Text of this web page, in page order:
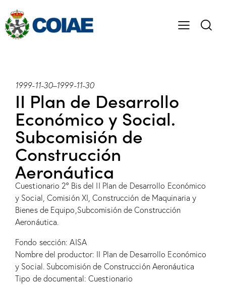
1999-11-30–1999-11-30
II Plan de Desarrollo
Económico y Social.
Subcomisión de
Construcción
Aeronáutica
Cuestionario 2º Bis del II Plan de Desarrollo Económico
y Social, Comisión XI, Construcción de Maquinaria y
Bienes de Equipo,Subcomisión de Construcción
Aeronáutica.
Fondo sección: AISA
Nombre del productor: II Plan de Desarrollo Económico
y Social. Subcomisión de Construcción Aeronáutica
Tipo de documental: Cuestionario